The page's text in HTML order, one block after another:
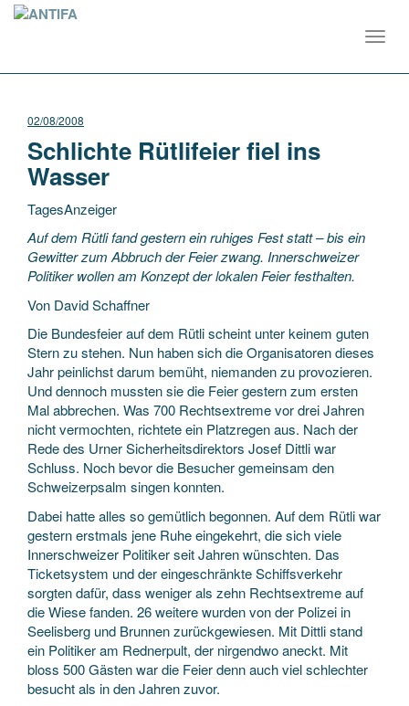
02/08/2008
Schlichte Rütlifeier fiel ins
Wasser
TagesAnzeiger
Auf dem Rütli fand gestern ein ruhiges Fest statt – bis ein
Gewitter zum Abbruch der Feier zwang. Innerschweizer
Politiker wollen am Konzept der lokalen Feier festhalten.
Von David Schaffner
Die Bundesfeier auf dem Rütli scheint unter keinem guten
Stern zu stehen. Nun haben sich die Organisatoren dieses
Jahr peinlichst darum bemüht, niemanden zu provozieren.
Und dennoch mussten sie die Feier gestern zum ersten
Mal abbrechen. Was 700 Rechtsextreme vor drei Jahren
nicht vermochten, richtete ein Platzregen aus. Nach der
Rede des Urner Sicherheitsdirektors Josef Dittli war
Schluss. Noch bevor die Besucher gemeinsam den
Schweizerpsalm singen konnten.
Dabei hatte alles so gemütlich begonnen. Auf dem Rütli war
gestern erstmals jene Ruhe eingekehrt, die sich viele
Innerschweizer Politiker seit Jahren wünschten. Das
Ticketsystem und der eingeschränkte Schiffsverkehr
sorgten dafür, dass weniger als zehn Rechtsextreme auf
die Wiese fanden. 26 weitere wurden von der Polizei in
Seelisberg und Brunnen zurückgewiesen. Mit Dittli stand
ein Politiker am Rednerpult, der nirgendwo aneckt. Mit
bloss 500 Gästen war die Feier denn auch viel schlechter
besucht als in den Jahren zuvor.